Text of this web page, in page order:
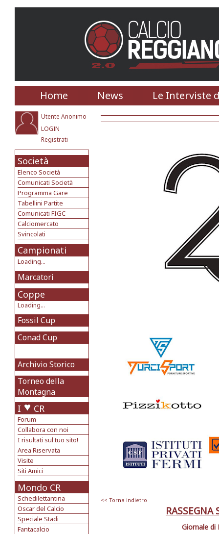
Home News Le Interviste
Utente Anonimo
LOGIN
Registrati
Società
Elenco Società
Comunicati Società
Programma Gare
Tabellini Partite
Comunicati FIGC
Calciomercato
Svincolati
Campionati
Loading...
Marcatori
Coppe
Loading...
Fossil Cup
Conad Cup
Archivio Storico
Torneo della
Montagna
I CR
Forum
Collabora con noi
I risultati sul tuo sito!
Area Riservata
Visite
Siti Amici
Mondo CR
Schedilettantina
Oscar del Calcio
Speciale Stadi
Fantacalcio
<< Torna indietro
RASSEGNA
Giornale di